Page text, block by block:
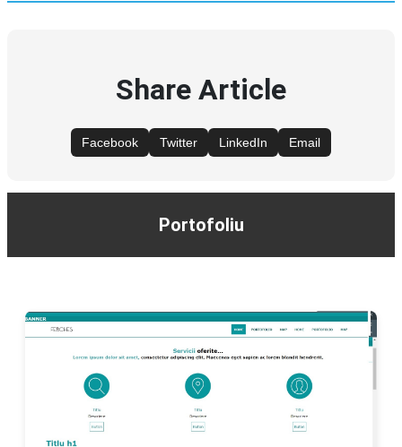
Share Article
Facebook Twitter LinkedIn Email
Portofoliu